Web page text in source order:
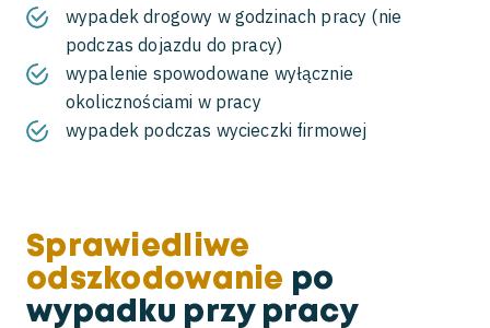
wypadek drogowy w godzinach pracy (nie
podczas dojazdu do pracy)
wypalenie spowodowane wyłącznie
okolicznościami w pracy
wypadek podczas wycieczki firmowej
Sprawiedliwe
odszkodowanie po
wypadku przy pracy